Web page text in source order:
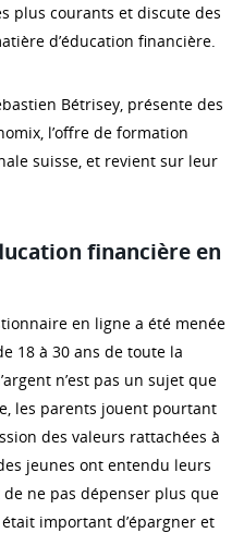
plus courants et discute des
d’éducation financière.
Bétrisey, présente des
l’offre de formation
suisse, et revient sur leur
financière en
en ligne a été menée
18 à 30 ans de toute la
n’est pas un sujet que
les parents jouent pourtant
des valeurs rattachées à
jeunes ont entendu leurs
ne pas dépenser plus que
était important d’épargner et